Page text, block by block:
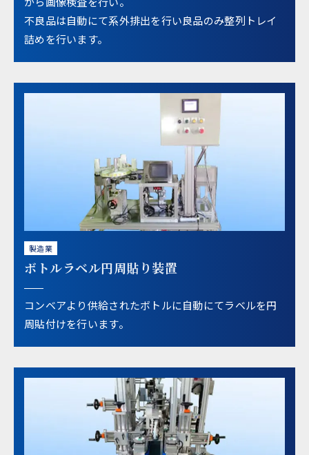
不良品は自動にて系外排出を行い良品のみ整列トレイ
詰めを行います。
製造業
ボトルラベル円周貼り装置
コンベアより供給されたボトルに自動にてラベルを円
周貼付けを行います。